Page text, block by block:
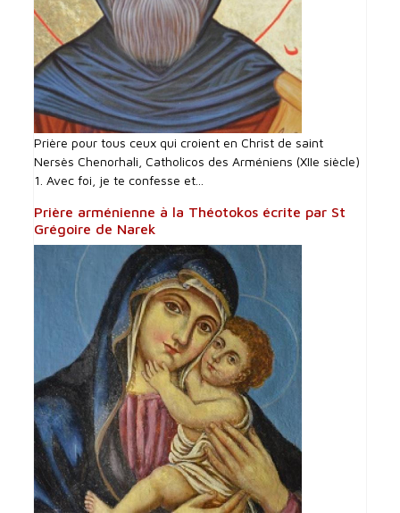
Prière pour tous ceux qui croient en Christ de saint
Nersès Chenorhali, Catholicos des Arméniens (XIIe siècle)
1. Avec foi, je te confesse et...
Prière arménienne à la Théotokos écrite par St
Grégoire de Narek